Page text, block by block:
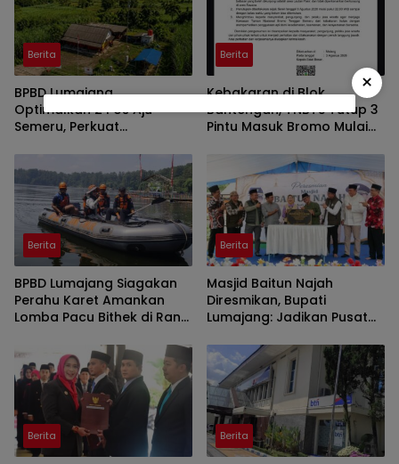
Berita
BPBD Lumajang
Optimalkan 2 Pos Aju
Semeru, Perkuat
Berita
Kebakaran di Blok
Bantengan, TNBTS Tutup 3
Pintu Masuk Bromo Mulai
Berita
BPBD Lumajang Siagakan
Perahu Karet Amankan
Lomba Pacu Bithek di Ranu
Berita
Masjid Baitun Najah
Diresmikan, Bupati
Lumajang: Jadikan Pusat
Berita Berita
×